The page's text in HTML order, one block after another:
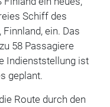
Schiff des
ein. Das
58 Passagiere
Indienststellung ist
geplant.
Route durch den